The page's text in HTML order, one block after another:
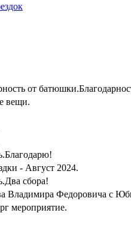
от батюшки.
вещи.
Благодарю!
- Август 2024.
Два сбора!
Владимира Федоровича с
мероприятие.